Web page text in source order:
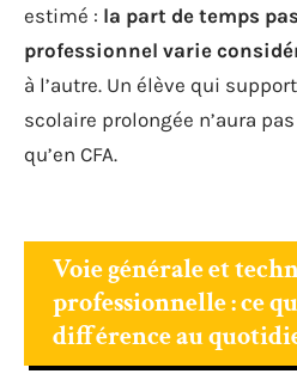
estimé : la part de temps
professionnel varie
à l’autre. Un élève qui
scolaire prolongée n’aura
qu’en CFA.
Voie générale et
professionnelle : ce
différence au